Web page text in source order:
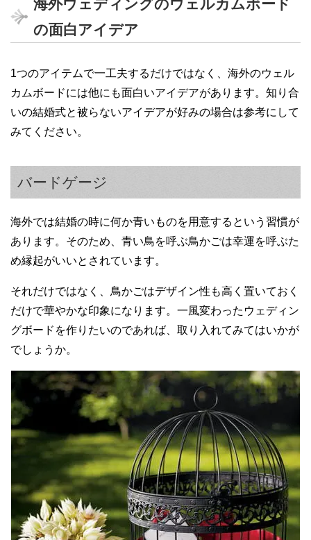
海外ウェディングのウェルカムボード
の面白アイデア
1つのアイテムで一工夫するだけではなく、海外のウェル
カムボードには他にも面白いアイデアがあります。知り合
いの結婚式と被らないアイデアが好みの場合は参考にして
みてください。
バードゲージ
海外では結婚の時に何か青いものを用意するという習慣が
あります。そのため、青い鳥を呼ぶ鳥かごは幸運を呼ぶた
め縁起がいいとされています。
それだけではなく、鳥かごはデザイン性も高く置いておく
だけで華やかな印象になります。一風変わったウェディン
グボードを作りたいのであれば、取り入れてみてはいかが
でしょうか。